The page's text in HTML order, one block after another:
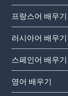
프랑스어 배우기
러시아어 배우기
스페인어 배우기
영어 배우기